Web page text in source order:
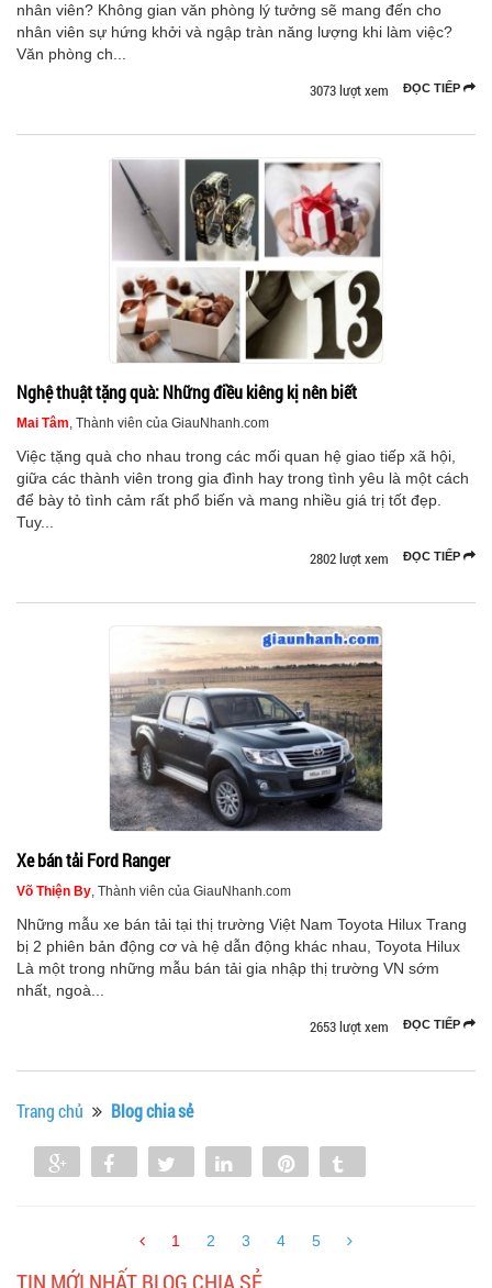
nhân viên? Không gian văn phòng lý tưởng sẽ mang đến cho
nhân viên sự hứng khởi và ngập tràn năng lượng khi làm việc?
Văn phòng ch...
ĐỌC TIẾP
3073 lượt xem
Nghệ thuật tặng quà: Những điều kiêng kị nên biết
Mai Tâm, Thành viên của GiauNhanh.com
Việc tặng quà cho nhau trong các mối quan hệ giao tiếp xã hội,
giữa các thành viên trong gia đình hay trong tình yêu là một cách
để bày tỏ tình cảm rất phổ biến và mang nhiều giá trị tốt đẹp.
Tuy...
ĐỌC TIẾP
2802 lượt xem
Xe bán tải Ford Ranger
Võ Thiện By, Thành viên của GiauNhanh.com
Những mẫu xe bán tải tại thị trường Việt Nam Toyota Hilux Trang
bị 2 phiên bản động cơ và hệ dẫn động khác nhau, Toyota Hilux
Là một trong những mẫu bán tải gia nhập thị trường VN sớm
nhất, ngoà...
ĐỌC TIẾP
2653 lượt xem
Trang chủ Blog chia sẻ
Share Share Tweet Share
1 2 3 4 5
TIN MỚI NHẤT BLOG CHIA SẺ